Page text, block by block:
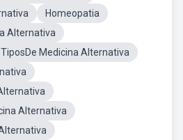
Homeopatia
Alternativa
TiposDe Medicina Alternativa
Alternativa